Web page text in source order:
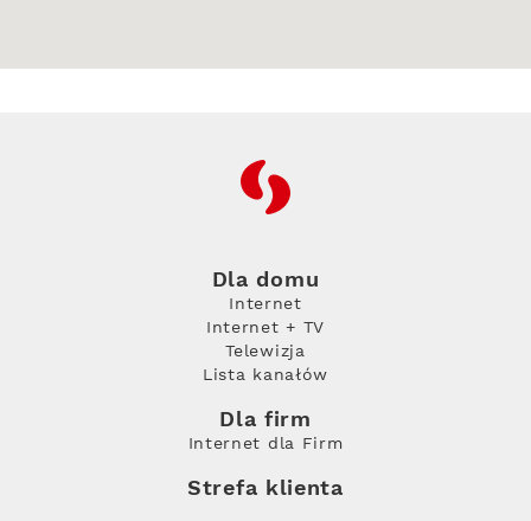
RFC
Dla domu
Internet
Internet + TV
Telewizja
Lista kanałów
Dla firm
Internet dla Firm
Strefa klienta